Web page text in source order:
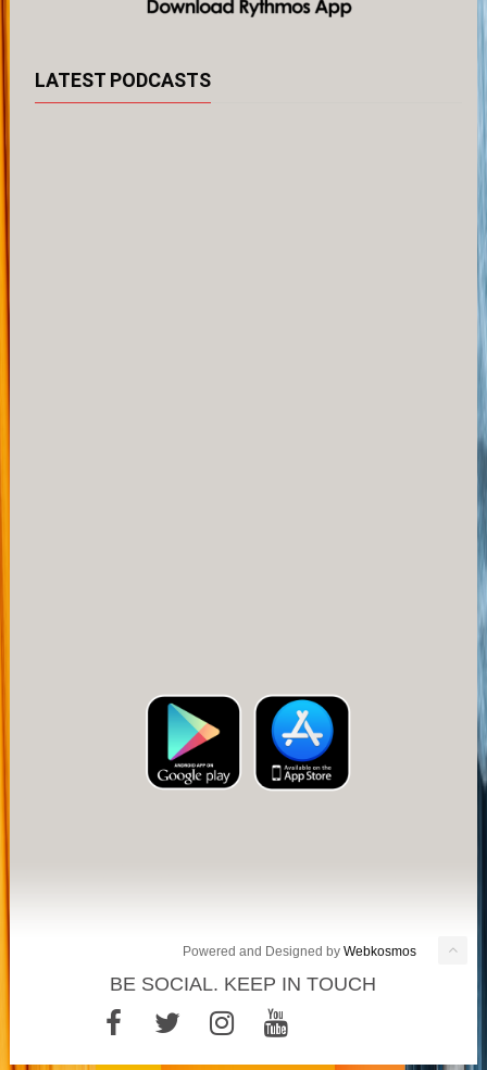
LATEST PODCASTS
Powered and Designed byWebkosmos
BE SOCIAL. KEEP IN TOUCH